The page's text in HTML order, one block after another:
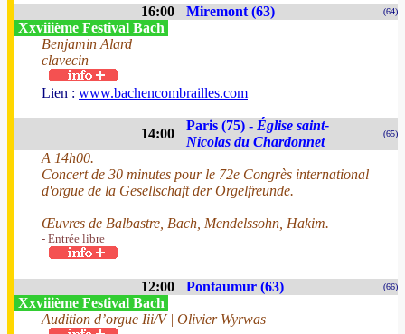
16:00 Miremont (63) (64)
Xxviiième Festival Bach
Benjamin Alard
clavecin
Lien : www.bachencombrailles.com
14:00
Paris (75) - Église saint-
Nicolas du Chardonnet
(65)
A 14h00.
Concert de 30 minutes pour le 72e Congrès international
d'orgue de la Gesellschaft der Orgelfreunde.
Œuvres de Balbastre, Bach, Mendelssohn, Hakim.
- Entrée libre
12:00 Pontaumur (63) (66)
Xxviiième Festival Bach
Audition d’orgue Iii/V | Olivier Wyrwas